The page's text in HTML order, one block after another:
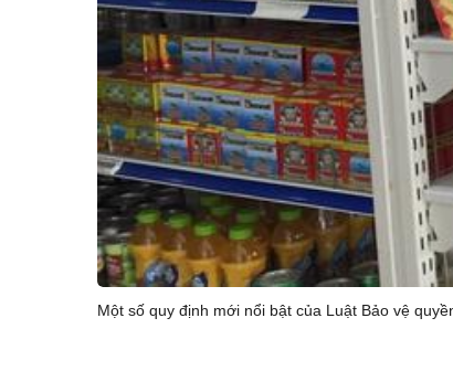
Một số quy định mới nổi bật của Luật Bảo vệ